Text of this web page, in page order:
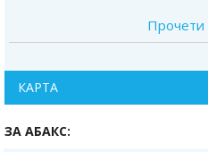
ДОПЪЛНИТЕЛНИ ХОТЕЛИ КОИТО
ПРОГРАМАТАДОПЪЛНИТЕЛНИ
цена, валидна само за
ПРОГРАМА:
Ден 1:Сборен час на Летище
КАРТА
ЗА АБАКС: